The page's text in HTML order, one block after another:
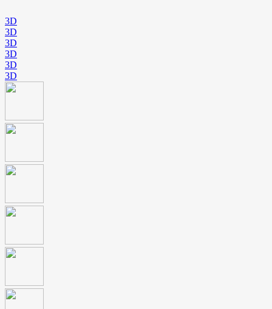
3D
3D
3D
3D
3D
3D